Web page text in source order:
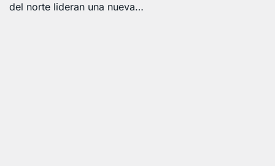
del norte lideran una nueva…